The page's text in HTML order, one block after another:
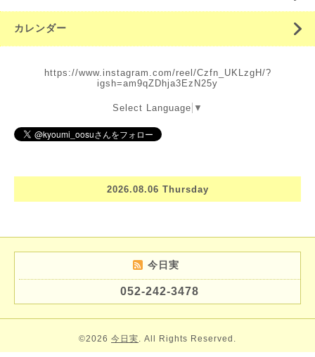
カレンダー
https://www.instagram.com/reel/Czfn_UKLzgH/?
igsh=am9qZDhja3EzN25y
Select Language ▼
2026.08.06 Thursday
今日実
052-242-3478
©2026 今日実. All Rights Reserved.